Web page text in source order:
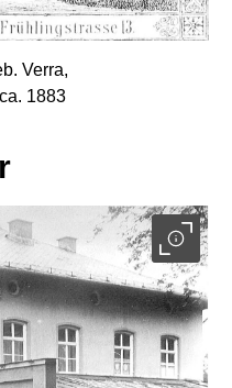
Verra,
1883